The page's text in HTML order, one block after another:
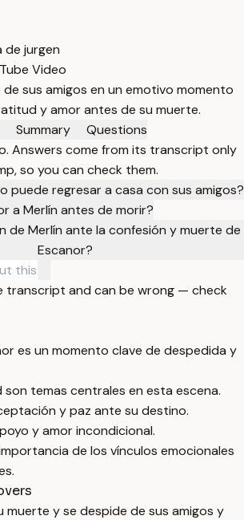
de jurgen
Video
sus amigos en un emotivo momento
y amor antes de su muerte.
Summary
Questions
Answers come from its transcript only
so you can check them.
puede regresar a casa con sus amigos?
a Merlín antes de morir?
de Merlín ante la confesión y muerte de
Escanor?
transcript and can be wrong — check
es un momento clave de despedida y
son temas centrales en esta escena.
y paz ante su destino.
y amor incondicional.
de los vínculos emocionales
muerte y se despide de sus amigos y